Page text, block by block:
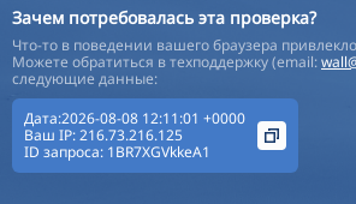
Зачем потребовалась эта проверка?
Что-то в поведении вашего браузера
Можете обратиться в техподдержку (email:
следующие данные:
Дата:2026-08-08 12:11:01 +0000
Ваш IP:216.73.216.125
ID запроса: 1BR7XGVkkeA1